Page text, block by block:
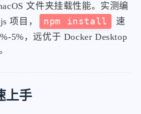
文件夹挂载性能。实测编
项目，
npm install
速
5%，远优于 Docker Desktop
上手